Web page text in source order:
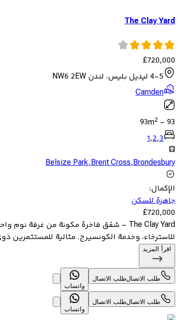
The Clay Yard
£720,000
4-5 ليديل بليس، لندن NW6 2EW
Camden
93
-
93m2
1,2,3
Belsize Park,Brent Cross,Brondesbury
الإكمال:
جاهزة للسكن
£720,000
للاسترخاء، وخدمة الكونسيرج. مثالية للمستثمرين
اقرأ المزيد
طلب الاتصالطلب الاتصال
واتساب
طلب الاتصالطلب الاتصال
واتساب